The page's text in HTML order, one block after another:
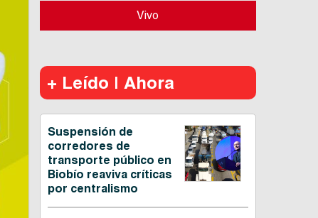
Vivo
+ Leído | Ahora
Suspensión de
corredores de
transporte público en
Biobío reaviva críticas
por centralismo